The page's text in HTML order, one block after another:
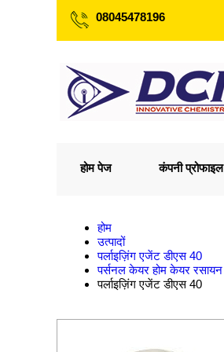
08045478196
होम पेज कंपनी प्रोफाइल
होम
उत्पादों
पर्लाइज़िंग एजेंट डीएस 40
पर्सनल केयर होम केयर रसायन
पर्लाइज़िंग एजेंट डीएस 40